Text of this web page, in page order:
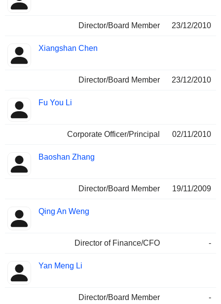
Director/Board Member 23/12/2010
Xiangshan Chen
Director/Board Member 23/12/2010
Fu You Li
Corporate Officer/Principal 02/11/2010
Baoshan Zhang
Director/Board Member 19/11/2009
Qing An Weng
Director of Finance/CFO -
Yan Meng Li
Director/Board Member
-